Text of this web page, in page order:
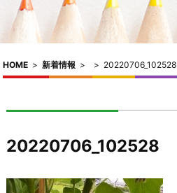
HOME > 新着情報 > > 20220706_102528
20220706_102528